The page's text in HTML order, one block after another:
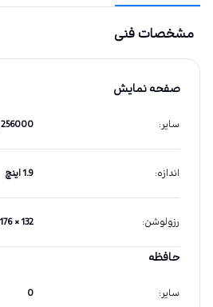
مشخصات فنی
صفحه نمایش
سایر: 256000 رنگ
اندازه: 1.9 اینچ
رزولوشن: 132 × 176 پیکسل
حافظه
سایر:
0